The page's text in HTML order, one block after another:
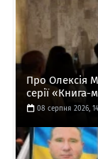
Про Олексія
серії «Книга-
08 серпня 2026,